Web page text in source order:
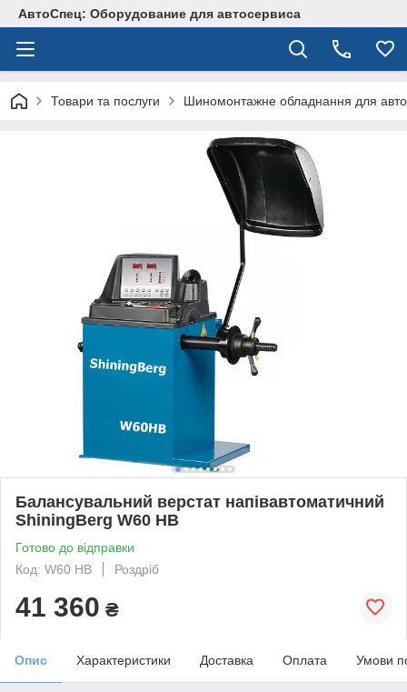
АвтоСпец: Оборудование для автосервиса
Товари та послуги Шиномонтажне обладнання для
Балансувальний верстат напівавтоматичний
ShiningBerg W60 HB
Готово до відправки
Код: W60 HB
Роздріб
41 360 ₴
Опис Характеристики Доставка Оплата Умови